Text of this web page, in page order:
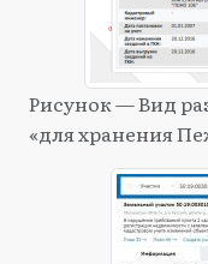
Рисунок — Вид
«для хранения